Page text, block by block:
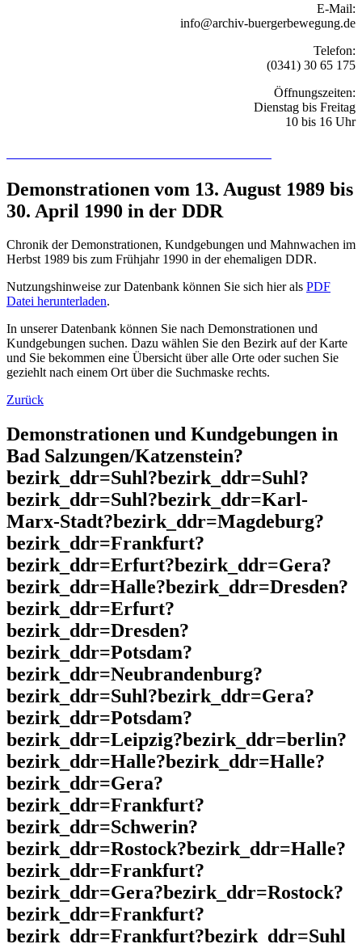
E-Mail:
info@archiv-buergerbewegung.de
Telefon:
(0341) 30 65 175
Öffnungszeiten:
Dienstag bis Freitag
10 bis 16 Uhr
Demonstrationen vom 13. August 1989 bis
30. April 1990 in der DDR
Chronik der Demonstrationen, Kundgebungen und Mahnwachen im
Herbst 1989 bis zum Frühjahr 1990 in der ehemaligen DDR.
Nutzungshinweise zur Datenbank können Sie sich hier als PDF
Datei herunterladen.
In unserer Datenbank können Sie nach Demonstrationen und
Kundgebungen suchen. Dazu wählen Sie den Bezirk auf der Karte
und Sie bekommen eine Übersicht über alle Orte oder suchen Sie
geziehlt nach einem Ort über die Suchmaske rechts.
Zurück
Demonstrationen und Kundgebungen in
Bad Salzungen/Katzenstein?
bezirk_ddr=Suhl?bezirk_ddr=Suhl?
bezirk_ddr=Suhl?bezirk_ddr=Karl-
Marx-Stadt?bezirk_ddr=Magdeburg?
bezirk_ddr=Frankfurt?
bezirk_ddr=Erfurt?bezirk_ddr=Gera?
bezirk_ddr=Halle?bezirk_ddr=Dresden?
bezirk_ddr=Erfurt?
bezirk_ddr=Dresden?
bezirk_ddr=Potsdam?
bezirk_ddr=Neubrandenburg?
bezirk_ddr=Suhl?bezirk_ddr=Gera?
bezirk_ddr=Potsdam?
bezirk_ddr=Leipzig?bezirk_ddr=berlin?
bezirk_ddr=Halle?bezirk_ddr=Halle?
bezirk_ddr=Gera?
bezirk_ddr=Frankfurt?
bezirk_ddr=Schwerin?
bezirk_ddr=Rostock?bezirk_ddr=Halle?
bezirk_ddr=Frankfurt?
bezirk_ddr=Gera?bezirk_ddr=Rostock?
bezirk_ddr=Frankfurt?
bezirk_ddr=Frankfurt?bezirk_ddr=Suhl